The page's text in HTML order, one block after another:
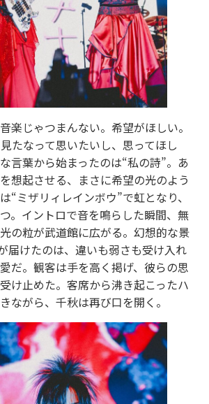
楽じゃつまんない。希望がほしい。
たなって思いたいし、思ってほし
言葉から始まったのは“私の詩”。あ
想起させる、まさに希望の光のよう
“ミザリィレインボウ”で虹となり、
。イントロで音を鳴らした瞬間、無
の粒が武道館に広がる。幻想的な景
届けたのは、違いも弱さも受け入れ
だ。観客は手を高く掲げ、彼らの思
け止めた。客席から沸き起こったハ
ながら、千秋は再び口を開く。